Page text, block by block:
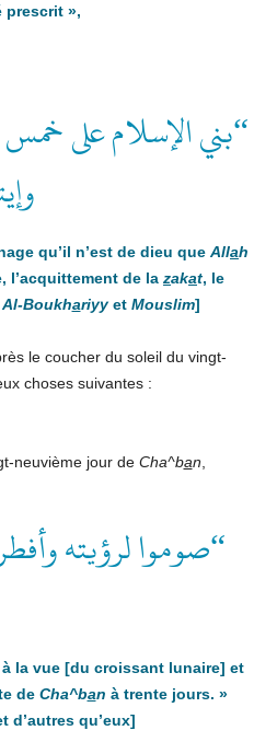
prescrit »,
“بني الإسلام على خمس
qu’il n’est de dieu que Allah
l’acquittement de la zakat, le
Al-Boukhariyyet Mouslim]
le coucher du soleil du vingt-
choses suivantes :
neuvième jour de Cha^ban
“صوموا لرؤيته
à la vue [du croissant lunaire] et
de Cha^ban à trente jours. »
d’autres qu’eux]